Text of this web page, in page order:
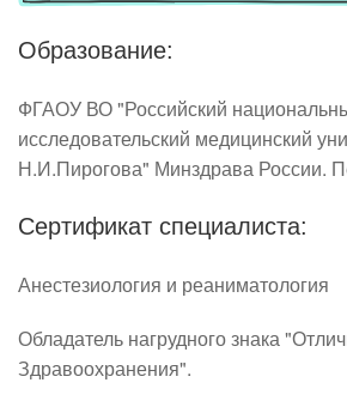
Образование:
ФГАОУ ВО "Российский
исследовательский медицинский
Н.И.Пирогова" Минздрава России.
Сертификат специалиста:
Анестезиология и реаниматология
Обладатель нагрудного знака
Здравоохранения".